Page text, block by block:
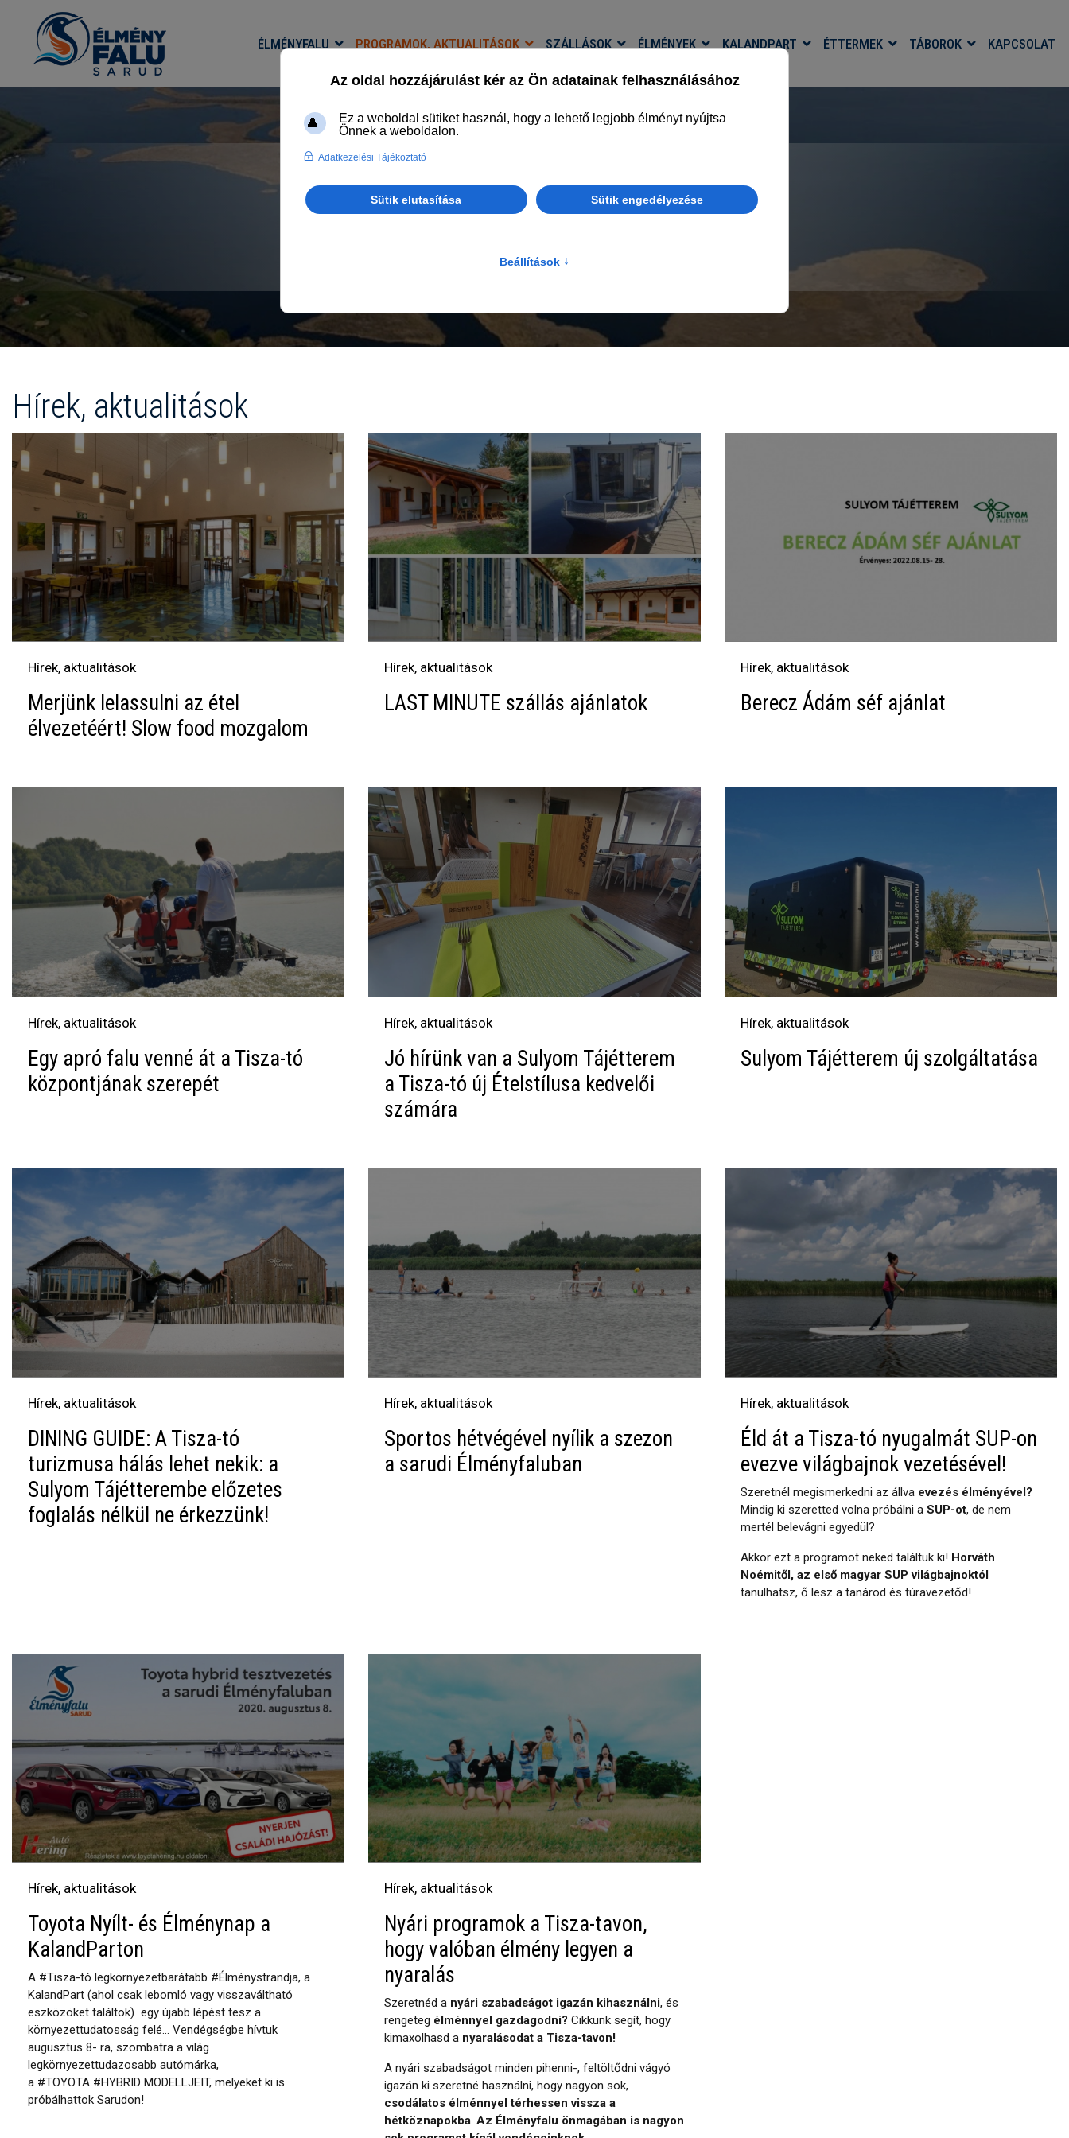
ÉLMÉNYFALU PROGRAMOK, AKTUALITÁSOK SZÁLLÁSOK ÉLMÉNYEK KALANDPART ÉTTERMEK TÁBOROK KAPCSOLAT
HÍREK
Legyél naprakész
Programok, aktualitások
Hírek, aktualitások
Hírek, aktualitások
Merjünk lelassulni az étel
élvezetéért! Slow food mozgalom
Hírek, aktualitások
LAST MINUTE szállás ajánlatok
Hírek, aktualitások
Berecz Ádám séf ajánlat
Hírek, aktualitások
Egy apró falu venné át a Tisza-tó
központjának szerepét
Hírek, aktualitások
Jó hírünk van a Sulyom Tájétterem
a Tisza-tó új Ételstílusa kedvelői
számára
Hírek, aktualitások
Sulyom Tájétterem új szolgáltatása
Hírek, aktualitások
DINING GUIDE: A Tisza-tó
turizmusa hálás lehet nekik: a
Sulyom Tájétterembe előzetes
foglalás nélkül ne érkezzünk!
Hírek, aktualitások
Sportos hétvégével nyílik a szezon
a sarudi Élményfaluban
Hírek, aktualitások
Éld át a Tisza-tó nyugalmát SUP-on
evezve világbajnok vezetésével!
Szeretnél megismerkedni az állva evezés élményével?
Mindig ki szeretted volna próbálni a SUP-ot, de nem
mertél belevágni egyedül?
Akkor ezt a programot neked találtuk ki! Horváth
Noémitől, az első magyar SUP világbajnoktól
tanulhatsz, ő lesz a tanárod és túravezetőd!
Hírek, aktualitások
Toyota Nyílt- és Élménynap a
KalandParton
A #Tisza-tó legkörnyezetbarátabb #Élménystrandja, a
KalandPart (ahol csak lebomló vagy visszaváltható
eszközöket találtok) egy újabb lépést tesz a
környezettudatosság felé... Vendégségbe hívtuk
augusztus 8- ra, szombatra a világ
legkörnyezettudazosabb autómárka,
a #TOYOTA #HYBRID MODELLJEIT, melyeket ki is
próbálhattok Sarudon!
Hírek, aktualitások
Nyári programok a Tisza-tavon,
hogy valóban élmény legyen a
nyaralás
Szeretnéd a nyári szabadságot igazán kihasználni, és
rengeteg élménnyel gazdagodni? Cikkünk segít, hogy
kimaxolhasd a nyaralásodat a Tisza-tavon!
A nyári szabadságot minden pihenni-, feltöltődni vágyó
igazán ki szeretné használni, hogy nagyon sok,
csodálatos élménnyel térhessen vissza a
hétköznapokba. Az Élményfalu önmagában is nagyon